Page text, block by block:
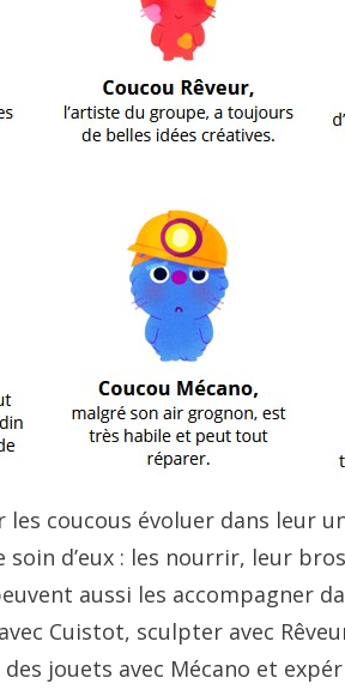
coucous évoluer dans leur
soin d’eux : les nourrir, leur
aussi les accompagner
Cuistot, sculpter avec
jouets avec Mécano et